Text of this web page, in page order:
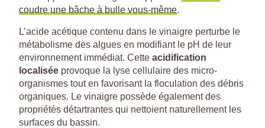
coudre une bâche à bulle vous-même.
L’acide acétique contenu dans le vinaigre perturbe le
métabolisme des algues en modifiant le pH de leur
environnement immédiat. Cette acidification
localisée provoque la lyse cellulaire des micro-
organismes tout en favorisant la floculation des débris
organiques. Le vinaigre possède également des
propriétés détartrantes qui nettoient naturellement les
surfaces du bassin.